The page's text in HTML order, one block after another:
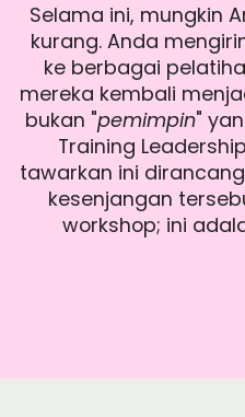
Selama ini, mungkin
kurang. Anda
ke berbagai
mereka kembali
bukan "pemimpin"
Training
tawarkan ini
kesenjangan
workshop; ini